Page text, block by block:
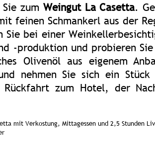
zum Weingut La Casetta.
feinen Schmankerl aus der
Sie bei einer
-produktion und probieren
Olivenöl aus eigenem
nehmen Sie sich ein
Rückfahrt zum Hotel, der
mit Verkostung, Mittagessen und 2,5 Stunden